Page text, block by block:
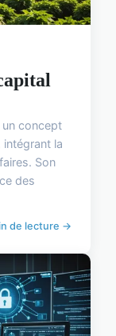
un concept
la
Son
des
de lecture →